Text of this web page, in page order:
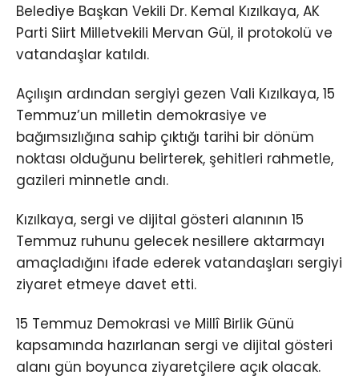
Belediye Başkan Vekili Dr. Kemal Kızılkaya, AK
Parti Siirt Milletvekili Mervan Gül, il protokolü ve
vatandaşlar katıldı.
Açılışın ardından sergiyi gezen Vali Kızılkaya, 15
Temmuz’un milletin demokrasiye ve
bağımsızlığına sahip çıktığı tarihi bir dönüm
noktası olduğunu belirterek, şehitleri rahmetle,
gazileri minnetle andı.
Kızılkaya, sergi ve dijital gösteri alanının 15
Temmuz ruhunu gelecek nesillere aktarmayı
amaçladığını ifade ederek vatandaşları sergiyi
ziyaret etmeye davet etti.
15 Temmuz Demokrasi ve Millî Birlik Günü
kapsamında hazırlanan sergi ve dijital gösteri
alanı gün boyunca ziyaretçilere açık olacak.